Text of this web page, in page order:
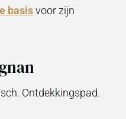
basisvoor zijn
Ontdekkingspad.